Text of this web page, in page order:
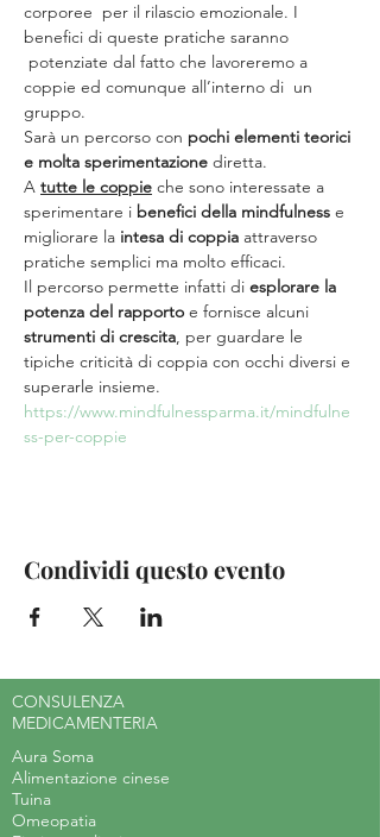
corporee  per il rilascio emozionale. I
benefici di queste pratiche saranno
potenziate dal fatto che lavoreremo a
coppie ed comunque all’interno di  un
gruppo.
Sarà un percorso con pochi elementi teorici
e molta sperimentazione diretta.
A tutte le coppie che sono interessate a
sperimentare i benefici della mindfulness e
migliorare la intesa di coppia attraverso
pratiche semplici ma molto efficaci.
Il percorso permette infatti di esplorare la
potenza del rapporto e fornisce alcuni
strumenti di crescita, per guardare le
tipiche criticità di coppia con occhi diversi e
superarle insieme.
https://www.mindfulnessparma.it/mindfulne
ss-per-coppie
Condividi questo evento
CONSULENZA
MEDICAMENTERIA
Aura Soma
Alimentazione cinese
Tuina
Omeopatia